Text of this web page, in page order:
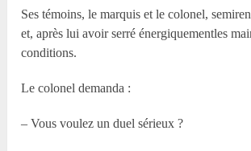
Ses témoins, le marquis et le colonel,
et, après lui avoir serré énergiquementles
conditions.
Le colonel demanda :
– Vous voulez un duel sérieux ?